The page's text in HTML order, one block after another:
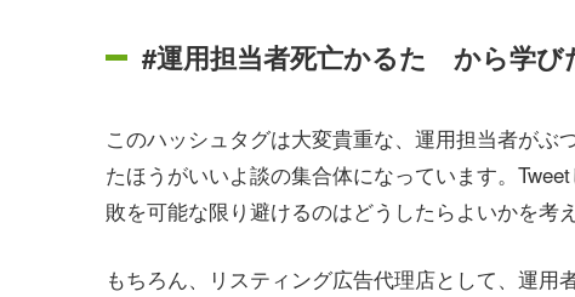
#運用担当者死亡かるた から学び
このハッシュタグは大変貴重な、運用担当者が
たほうがいいよ談の集合体になっています。
敗を可能な限り避けるのはどうしたらよいかを考
もちろん、リスティング広告代理店として、運